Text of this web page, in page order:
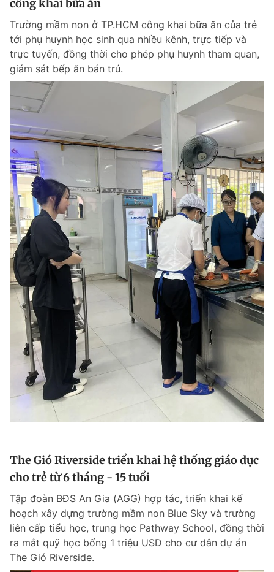
công khai bữa ăn
Trường mầm non ở TP.HCM công khai bữa ăn của trẻ
tới phụ huynh học sinh qua nhiều kênh, trực tiếp và
trực tuyến, đồng thời cho phép phụ huynh tham quan,
giám sát bếp ăn bán trú.
The Gió Riverside triển khai hệ thống giáo dục
cho trẻ từ 6 tháng - 15 tuổi
Tập đoàn BĐS An Gia (AGG) hợp tác, triển khai kế
hoạch xây dựng trường mầm non Blue Sky và trường
liên cấp tiểu học, trung học Pathway School, đồng thời
ra mắt quỹ học bổng 1 triệu USD cho cư dân dự án
The Gió Riverside.